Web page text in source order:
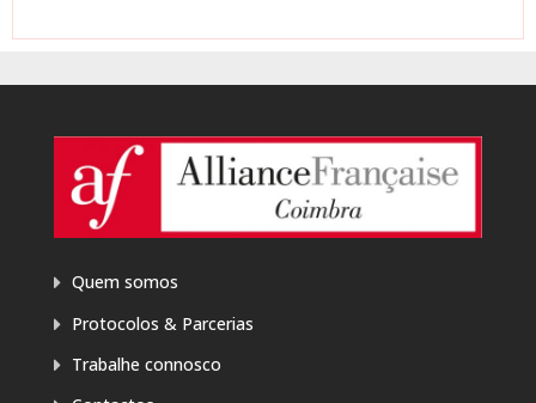
Quem somos
Protocolos & Parcerias
Trabalhe connosco